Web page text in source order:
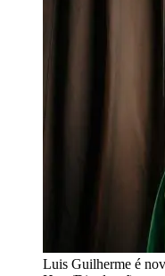
Luis Guilherme é